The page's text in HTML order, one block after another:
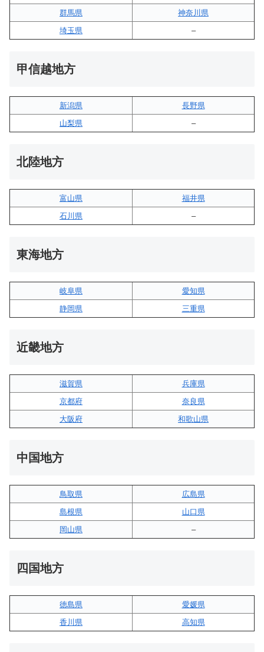
群馬県
神奈川県
埼玉県
–
甲信越地方
新潟県
長野県
山梨県
–
北陸地方
富山県
福井県
石川県
–
東海地方
岐阜県
愛知県
静岡県
三重県
近畿地方
滋賀県
兵庫県
京都府
奈良県
大阪府
和歌山県
中国地方
鳥取県
広島県
島根県
山口県
岡山県
–
四国地方
徳島県
愛媛県
香川県
高知県